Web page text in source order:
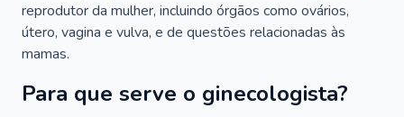
reprodutor da mulher, incluindo órgãos como ovários,
útero, vagina e vulva, e de questões relacionadas às
mamas.
Para que serve o ginecologista?